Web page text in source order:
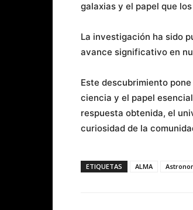
galaxias y el papel que
La investigación ha sido
avance significativo en
Este descubrimiento
ciencia y el papel
respuesta obtenida, el
curiosidad de la
ETIQUETAS ALMA